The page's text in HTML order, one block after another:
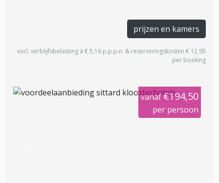
prijzen en kamers
excl. verblijfsbelasting à € 5,16 p.p.p.n. & reserveringskosten € 12,95
per boeking
vanaf€194,50
per persoon